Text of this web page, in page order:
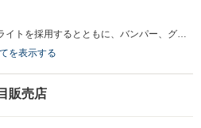
全車にマルチルフレクターヘッドライトを採用するとともに、バンパー、グリルのデザインを変更。また全席UVカットガラス、クリーンエアフィルター、ブレーキアシストなどを標準とすると同時に1.5Lエンジンの出力を向上をさせた。(1997.12)
を表示する
販売店